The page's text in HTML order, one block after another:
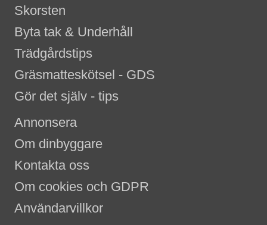
Skorsten
Byta tak & Underhåll
Trädgårdstips
Gräsmatteskötsel - GDS
Gör det själv - tips
Annonsera
Om dinbyggare
Kontakta oss
Om cookies och GDPR
Användarvillkor